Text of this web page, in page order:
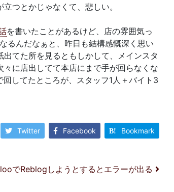
つとかじゃなくて、悲しい。
を書いたことがあるけど、店の雰囲気っ
るんだなぁと、昨日も結構感慨深く思い
てた所を見るともしかして、メインスタ
に店出してて本店にまで手が回らなくな
してたところが、スタッフ1人＋バイト3
Twitter Facebook Bookmark
でReblogしようとするとエラーが出る